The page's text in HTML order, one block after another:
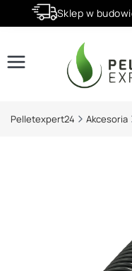
Sklep w
Pelletexpert24 Akcesoria